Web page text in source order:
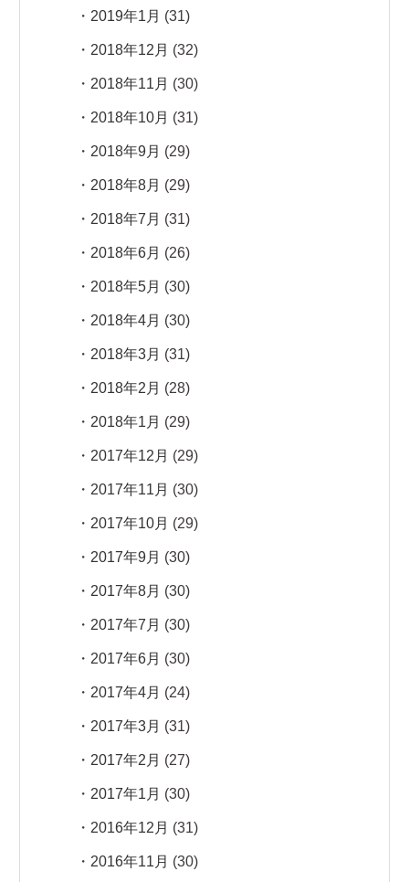
2019年1月 (31)
2018年12月 (32)
2018年11月 (30)
2018年10月 (31)
2018年9月 (29)
2018年8月 (29)
2018年7月 (31)
2018年6月 (26)
2018年5月 (30)
2018年4月 (30)
2018年3月 (31)
2018年2月 (28)
2018年1月 (29)
2017年12月 (29)
2017年11月 (30)
2017年10月 (29)
2017年9月 (30)
2017年8月 (30)
2017年7月 (30)
2017年6月 (30)
2017年4月 (24)
2017年3月 (31)
2017年2月 (27)
2017年1月 (30)
2016年12月 (31)
2016年11月 (30)